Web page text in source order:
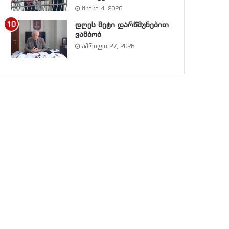
მაისი 4, 2026
დღეს მეტი დარწმუნებით
ვამბობ
აპრილი 27, 2026